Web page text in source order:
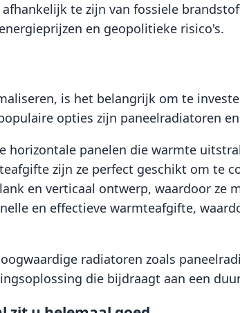
te zijn van fossiele
en geopolitieke risico's.
is het belangrijk om te
opties zijn paneelradiatoren
horizontale panelen die warmte
zijn ze perfect geschikt om te
en verticaal ontwerp, waardoor
en effectieve warmteafgifte,
radiatoren zoals
die bijdraagt aan een